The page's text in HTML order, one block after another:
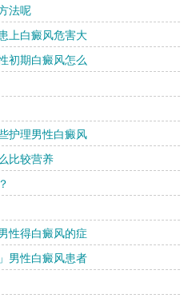
法呢
上白癜风危害大
初期白癜风怎么
护理男性白癜风
比较营养
性得白癜风的症
男性白癜风患者